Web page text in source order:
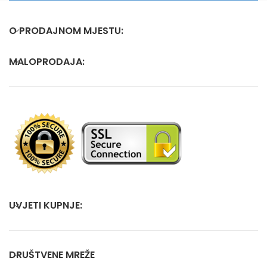
O PRODAJNOM MJESTU:
MALOPRODAJA:
UVJETI KUPNJE:
DRUŠTVENE MREŽE